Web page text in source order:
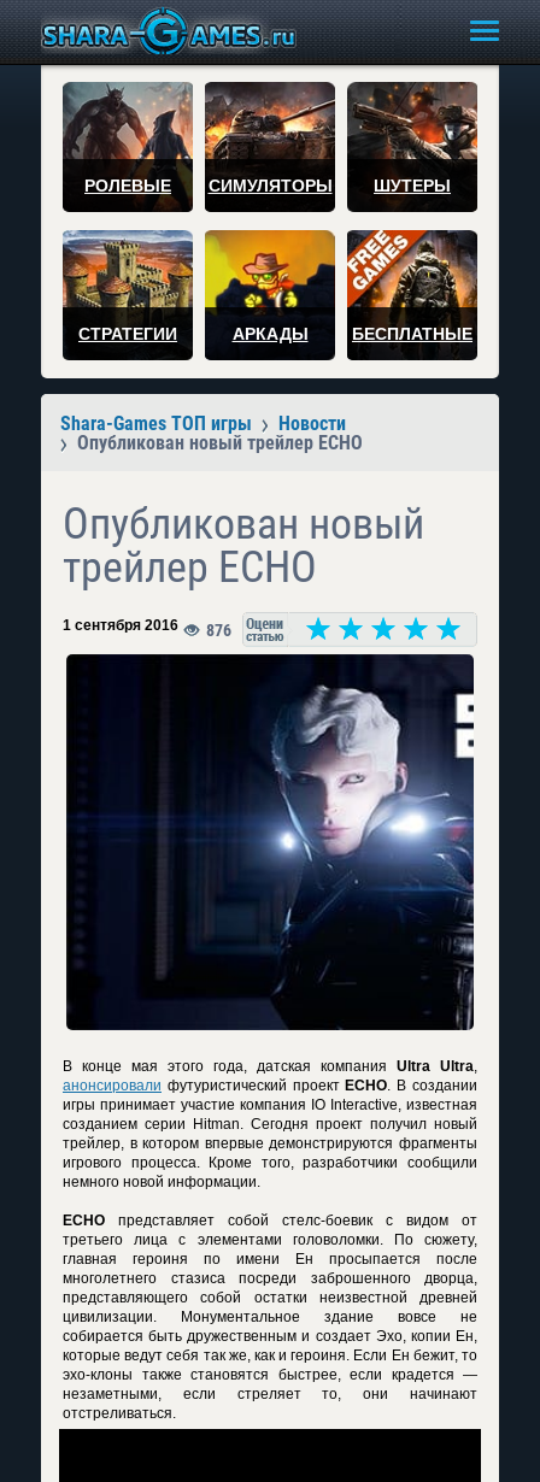
РОЛЕВЫЕ СИМУЛЯТОРЫ ШУТЕРЫ
СТРАТЕГИИ АРКАДЫ БЕСПЛАТНЫЕ
Shara-Games ТОП игры
Новости
Опубликован новый трейлер ECHO
Опубликован новый
трейлер ECHO
1 сентября 2016 876
В конце мая этого года, датская компания Ultra Ultra,
анонсировали футуристический проект ECHO. В создании
игры принимает участие компания IO Interactive, известная
созданием серии Hitman. Сегодня проект получил новый
трейлер, в котором впервые демонстрируются фрагменты
игрового процесса. Кроме того, разработчики сообщили
немного новой информации.
ECHO представляет собой стелс-боевик с видом от
третьего лица с элементами головоломки. По сюжету,
главная героиня по имени Ен просыпается после
многолетнего стазиса посреди заброшенного дворца,
представляющего собой остатки неизвестной древней
цивилизации. Монументальное здание вовсе не
собирается быть дружественным и создает Эхо, копии Ен,
которые ведут себя так же, как и героиня. Если Ен бежит, то
эхо-клоны также становятся быстрее, если крадется —
незаметными, если стреляет то, они начинают
отстреливаться.